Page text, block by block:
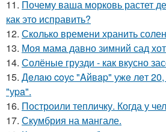
11. Почему ваша морковь растет
как это исправить?
12. Сколько времени хранить
13. Моя мама давно зимний сад
14. Солёные грузди - как вкусно
15. Дeлaю coуc "Aйвap" ужe лeт 20,
"уpa".
16. Построили тепличку. Когда у
17. Скумбрия на мангале.